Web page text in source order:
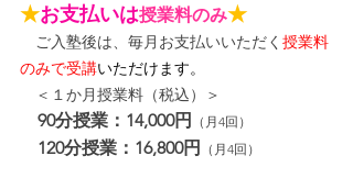
★お支払いは授業料のみ★
ご入塾後は、毎月お支払いいただく 授業料
のみで受講いただけます。
＜１か月授業料（税込）＞
90分授業：14,000円 （月4回）
120分授業：16,800円 （月4回）